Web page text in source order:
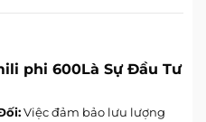
phi 600Là Sự Đầu Tư
Việc đảm bảo lưu lượng